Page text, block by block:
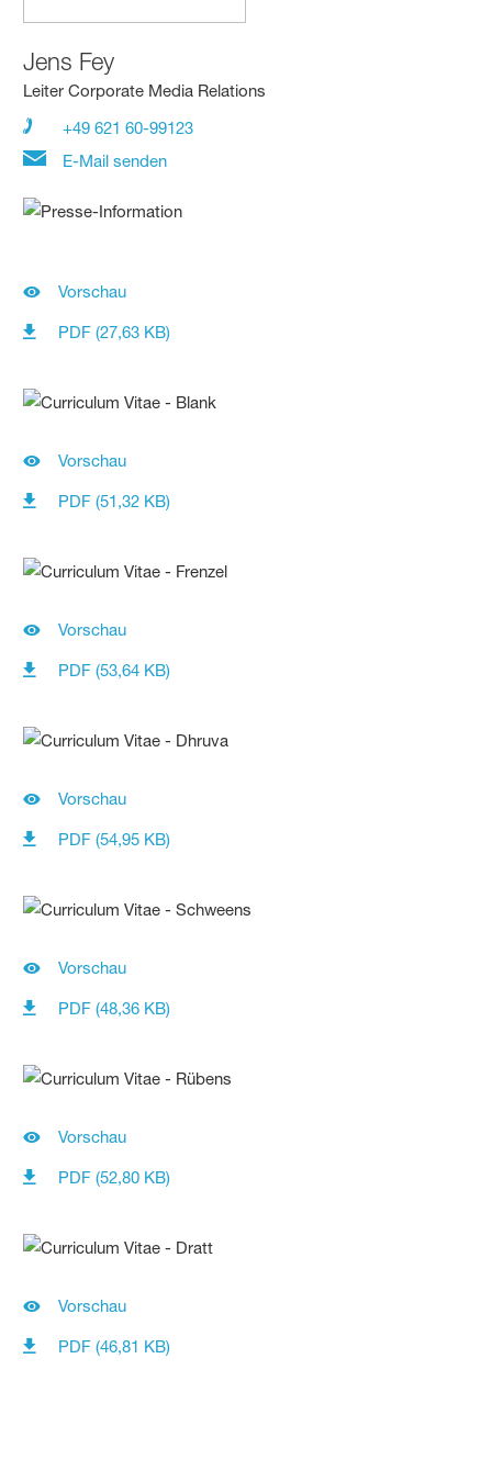
Jens Fey
Leiter Corporate Media Relations
+49 621 60-99123
E-Mail senden
Vorschau
PDF (27,63 KB)
Vorschau
PDF (51,32 KB)
Vorschau
PDF (53,64 KB)
Vorschau
PDF (54,95 KB)
Vorschau
PDF (48,36 KB)
Vorschau
PDF (52,80 KB)
Vorschau
PDF (46,81 KB)